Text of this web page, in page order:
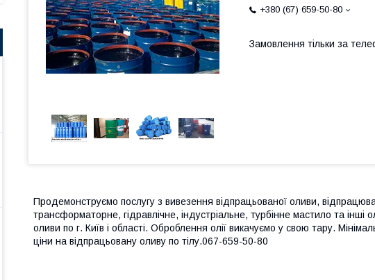
+380 (67) 659-50-80
Замовлення тільки за
Продемонструємо послугу з вивезення відпрацьованої оливи,
трансформаторне, гідравлічне, індустріальне, турбінне мастило та інші
оливи по г. Київ і області. Оброблення олії викачуємо у свою тару.
ціни на відпрацьовану оливу по тілу.067-659-50-80